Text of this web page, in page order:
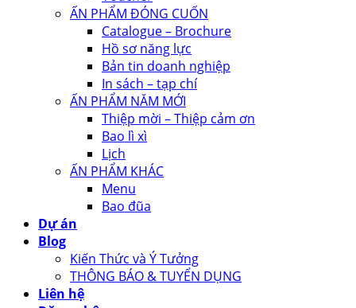
ẤN PHẨM ĐÓNG CUỐN
Catalogue – Brochure
Hồ sơ năng lực
Bản tin doanh nghiệp
In sách – tạp chí
ẤN PHẨM NĂM MỚI
Thiệp mời – Thiệp cảm ơn
Bao lì xì
Lịch
ẤN PHẨM KHÁC
Menu
Bao đũa
Dự án
Blog
Kiến Thức và Ý Tưởng
THÔNG BÁO & TUYỂN DỤNG
Liên hệ